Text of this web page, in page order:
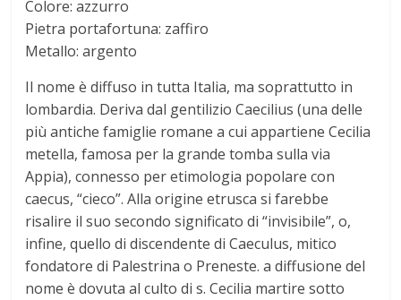
a
t
o
d
e
Colore: azzurro
Pietra portafortuna: zaffiro
Metallo: argento
Il nome è diffuso in tutta Italia, ma soprattutto in
lombardia. Deriva dal gentilizio Caecilius (una delle
più antiche famiglie romane a cui appartiene Cecilia
metella, famosa per la grande tomba sulla via
Appia), connesso per etimologia popolare con
caecus, “cieco”. Alla origine etrusca si farebbe
risalire il suo secondo significato di “invisibile”, o,
infine, quello di discendente di Caeculus, mitico
fondatore di Palestrina o Preneste. a diffusione del
nome è dovuta al culto di s. Cecilia martire sotto